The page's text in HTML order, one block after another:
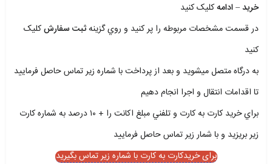
خريد – ادامهکليک کنيد
در قسمت مشخصات مربوطه را پر کنيد و روي گزينهثبت سفارشکليک
کنيد
به درگاه متصل ميشويد و بعد از پرداخت با شماره زير تماس حاصل فرماييد
تا اقدامات انتقال و اجرا انجام دهيم
براي خريد کارت به کارت و تلفني مبلغ اکانت را + ۱۰ درصد به شماره کارت
زير بريزيد و با شمار زير تماس حاصل فرماييد
برای خریدکارت به کارت با شماره زیر تماس بگیرید